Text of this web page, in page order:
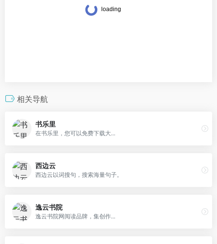
相关导航
书乐里
在书乐里，您可以免费下载大...
西边云
西边云以词搜句，搜索海量句子。
逸云书院
逸云书院网阅读品牌，集创作...